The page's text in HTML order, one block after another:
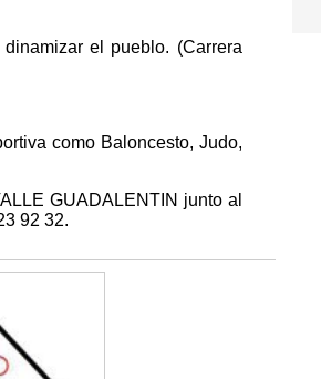
el pueblo. (Carrera
como Baloncesto, Judo,
GUADALENTIN junto al
92 32.